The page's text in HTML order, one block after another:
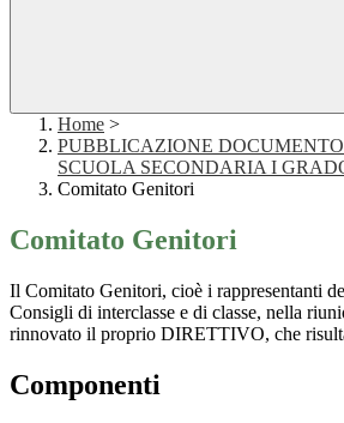
Home >
PUBBLICAZIONE
SCUOLA SECONDARIA I
Comitato Genitori
Comitato Genitori
Il Comitato Genitori, cioè i rappresentanti
Consigli di interclasse e di classe, nella
rinnovato il proprio DIRETTIVO, che
Componenti